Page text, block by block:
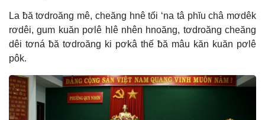
La ƀă tơdroăng mê, cheăng hnê tối ‘na tâ phĭu châ mơdêk
rơdêi, gum kuăn pơlê hlê nhên hnoăng, tơdroăng cheăng
dêi tơná ƀă tơdroăng ki pơkâ thế ƀă mâu kăn kuăn pơlê
pôk.